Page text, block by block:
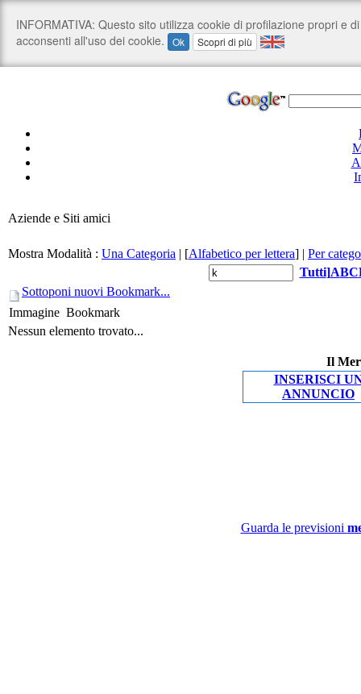
Aziende e Siti amici
Mostra Modalità : Una Categoria | [Alfabetico per lettera] | Per
Tutti]ABC
Sottoponi nuovi Bookmark...
Immagine Bookmark
Nessun elemento trovato...
Il
INSERISCI
ANNUNCIO
Guarda le previsioni